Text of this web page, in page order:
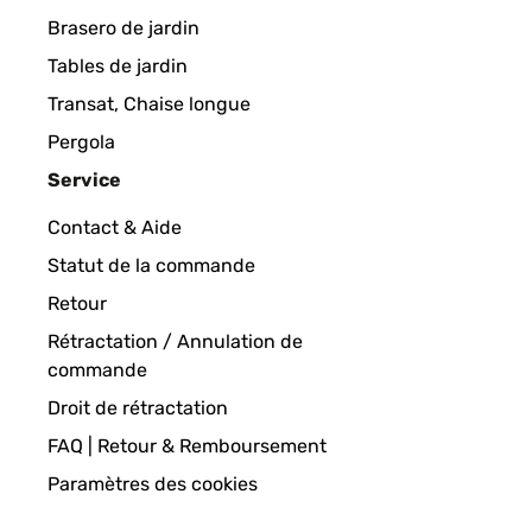
This is one of the only stands that comes WITH
and heavy enough that I didn't have to worry
Amazon user
This is one of the only stands that comes WITH
and heavy enough that I didn't have to worry
Amazon-Benutzer
Very happy with my purchase likes very nice in
Brasero de jardin
Tables de jardin
Transat, Chaise longue
Pergola
Service
Contact & Aide
Statut de la commande
Retour
Rétractation / Annulation de
commande
Droit de rétractation
FAQ | Retour & Remboursement
Paramètres des cookies